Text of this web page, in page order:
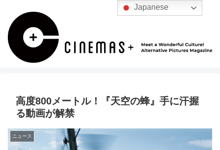
高度800メートル！『天空の蜂』手に汗握
る動画が解禁
ニュース
Japanese